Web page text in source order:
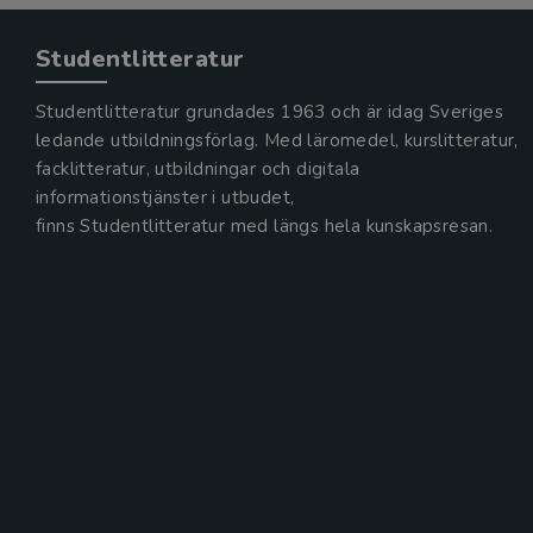
Studentlitteratur
Studentlitteratur grundades 1963 och är idag Sveriges
ledande utbildningsförlag. Med läromedel, kurslitteratur,
facklitteratur, utbildningar och digitala
informationstjänster i utbudet,
finns Studentlitteratur med längs hela kunskapsresan.